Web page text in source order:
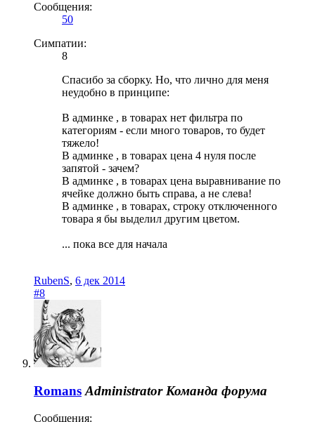
Сообщения:
50
Симпатии:
8
Спасибо за сборку. Но, что лично для меня
неудобно в принципе:
В админке , в товарах нет фильтра по
категориям - если много товаров, то будет
тяжело!
В админке , в товарах цена 4 нуля после
запятой - зачем?
В админке , в товарах цена выравнивание по
ячейке должно быть справа, а не слева!
В админке , в товарах, строку отключенного
товара я бы выделил другим цветом.
... пока все для начала
RubenS, 6 дек 2014
#8
Romans Administrator Команда форума
Сообщения: